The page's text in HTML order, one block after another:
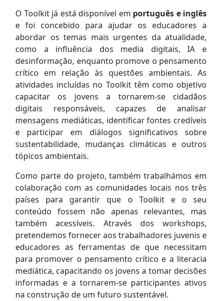
O Toolkit já está disponível em português e inglês
e foi concebido para ajudar os educadores a
abordar os temas mais urgentes da atualidade,
como a influência dos media digitais, IA e
desinformação, enquanto promove o pensamento
crítico em relação às questões ambientais. As
atividades incluídas no Toolkit têm como objetivo
capacitar os jovens a tornarem-se cidadãos
digitais responsáveis, capazes de analisar
mensagens mediáticas, identificar fontes credíveis
e participar em diálogos significativos sobre
sustentabilidade, mudanças climáticas e outros
tópicos ambientais.
Como parte do projeto, também trabalhámos em
colaboração com as comunidades locais nos três
países para garantir que o Toolkit e o seu
conteúdo fossem não apenas relevantes, mas
também acessíveis. Através dos workshops,
pretendemos fornecer aos trabalhadores juvenis e
educadores as ferramentas de que necessitam
para promover o pensamento crítico e a literacia
mediática, capacitando os jovens a tomar decisões
informadas e a tornarem-se participantes ativos
na construção de um futuro sustentável.